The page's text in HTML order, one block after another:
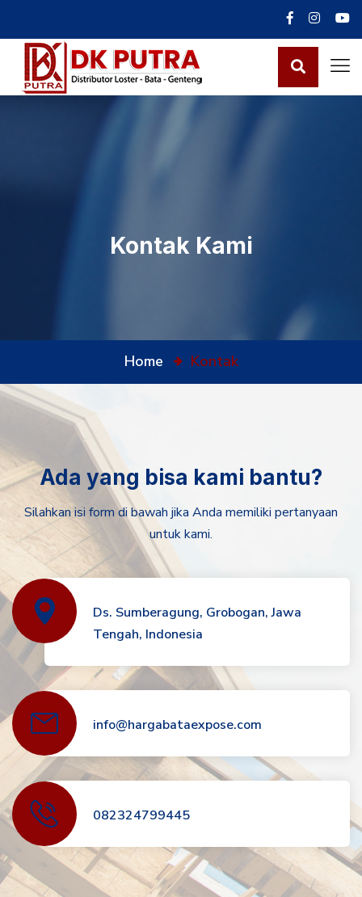
Kontak Kami
Home Kontak
Ada yang bisa kami bantu?
Silahkan isi form di bawah jika Anda memiliki pertanyaan
untuk kami.
Ds. Sumberagung, Grobogan, Jawa
Tengah, Indonesia
info@hargabataexpose.com
082324799445